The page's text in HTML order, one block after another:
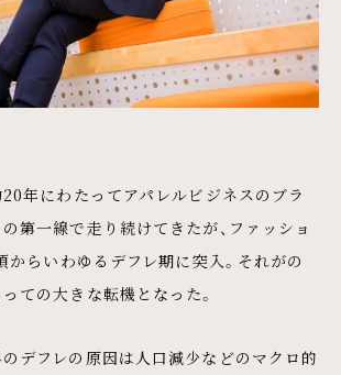
年にわたってアパレルビジネスのブラ
第一線で走り続けてきたが、ファッショ
らいわゆるデフレ期に突入。それがの
ての大きな転機となった。
デフレの原因は人口減少などのマクロ的